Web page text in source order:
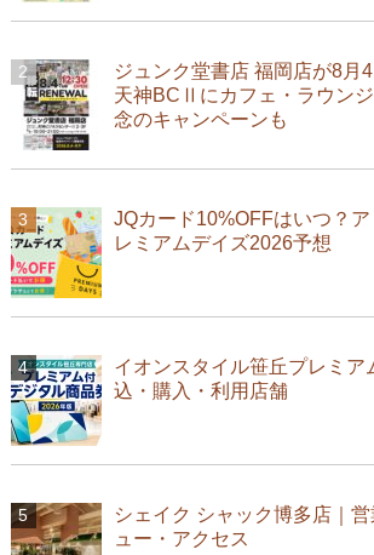
ジュンク堂書店 福岡店が8月4
天神BCⅡにカフェ・ラウン
念のキャンペーンも
JQカード10%OFFはいつ？
レミアムデイズ2026予想
イオンスタイル笹丘プレミア
込・購入・利用店舗
シェイク シャック博多店｜
ュー・アクセス